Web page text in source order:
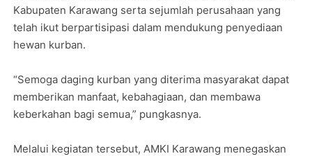
Kabupaten Karawang serta sejumlah perusahaan yang
telah ikut berpartisipasi dalam mendukung penyediaan
hewan kurban.
“Semoga daging kurban yang diterima masyarakat dapat
memberikan manfaat, kebahagiaan, dan membawa
keberkahan bagi semua,” pungkasnya.
Melalui kegiatan tersebut, AMKI Karawang menegaskan